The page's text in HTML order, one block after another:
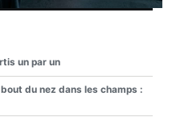
un par un
du nez dans les champs :